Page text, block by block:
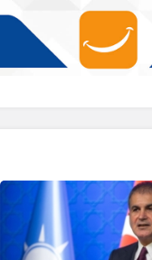
Bayram